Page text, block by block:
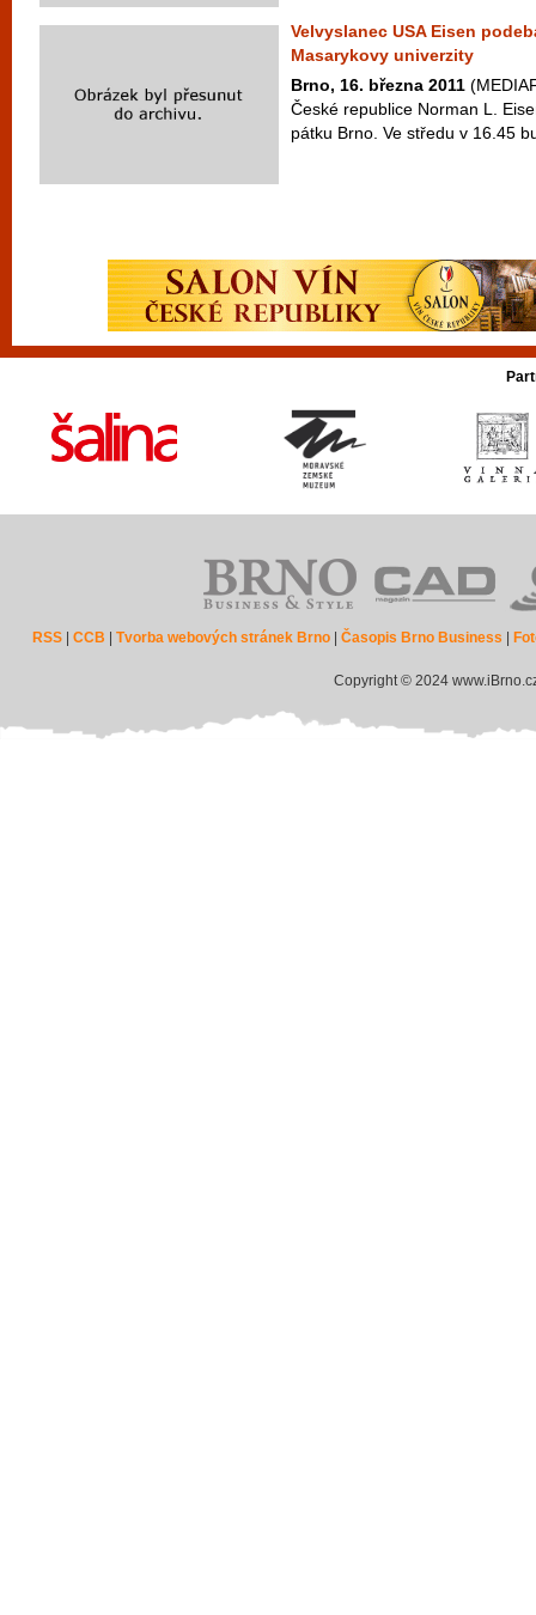
Velvyslanec USA Eisen
Masarykovy univerzity
Brno, 16. března 2011
České republice Norman L.
pátku Brno. Ve středu v 16.45
RSS |CCB |Tvorba webových stránek Brno |Časopis Brno Business
Copyright © 2024